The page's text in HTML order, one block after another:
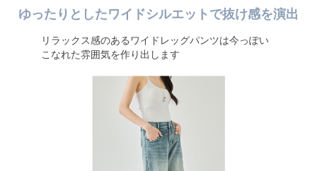
ゆったりとしたワイドシルエットで抜け感を演出
リラックス感のあるワイドレッグパンツは今っぽい
こなれた雰囲気を作り出します